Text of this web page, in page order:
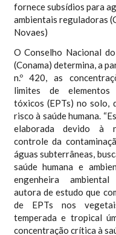
fornece subsídios para
ambientais reguladoras
Novaes)
O Conselho Nacional
(Conama) determina, a
n.º 420, as
limites de elementos
tóxicos (EPTs) no solo,
risco à saúde humana.
elaborada devido à
controle da
águas subterrâneas,
saúde humana e
engenheira
autora de estudo que
de EPTs nos
temperada e tropical
concentração crítica à